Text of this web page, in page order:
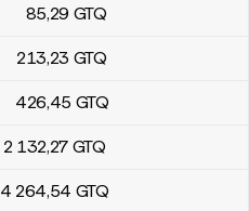
85,29 GTQ
213,23 GTQ
426,45 GTQ
2 132,27 GTQ
4 264,54 GTQ